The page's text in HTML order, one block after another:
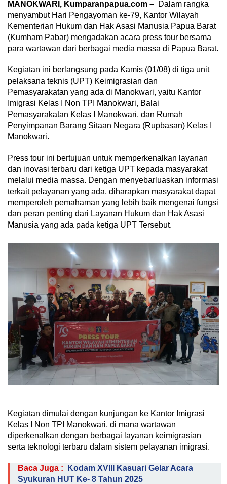
MANOKWARI, Kumparanpapua.com – Dalam rangka
menyambut Hari Pengayoman ke-79, Kantor Wilayah
Kementerian Hukum dan Hak Asasi Manusia Papua Barat
(Kumham Pabar) mengadakan acara press tour bersama
para wartawan dari berbagai media massa di Papua Barat.
Kegiatan ini berlangsung pada Kamis (01/08) di tiga unit
pelaksana teknis (UPT) Keimigrasian dan
Pemasyarakatan yang ada di Manokwari, yaitu Kantor
Imigrasi Kelas I Non TPI Manokwari, Balai
Pemasyarakatan Kelas I Manokwari, dan Rumah
Penyimpanan Barang Sitaan Negara (Rupbasan) Kelas I
Manokwari.
Press tour ini bertujuan untuk memperkenalkan layanan
dan inovasi terbaru dari ketiga UPT kepada masyarakat
melalui media massa. Dengan menyebarluaskan informasi
terkait pelayanan yang ada, diharapkan masyarakat dapat
memperoleh pemahaman yang lebih baik mengenai fungsi
dan peran penting dari Layanan Hukum dan Hak Asasi
Manusia yang ada pada ketiga UPT Tersebut.
Kegiatan dimulai dengan kunjungan ke Kantor Imigrasi
Kelas I Non TPI Manokwari, di mana wartawan
diperkenalkan dengan berbagai layanan keimigrasian
serta teknologi terbaru dalam sistem pelayanan imigrasi.
Baca Juga :
Kodam XVIII Kasuari Gelar Acara
Syukuran HUT Ke- 8 Tahun 2025